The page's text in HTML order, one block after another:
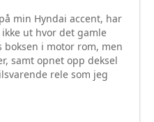
min Hyndai accent, har
ut hvor det gamle
i motor rom, men
samt opnet opp deksel
rele som jeg